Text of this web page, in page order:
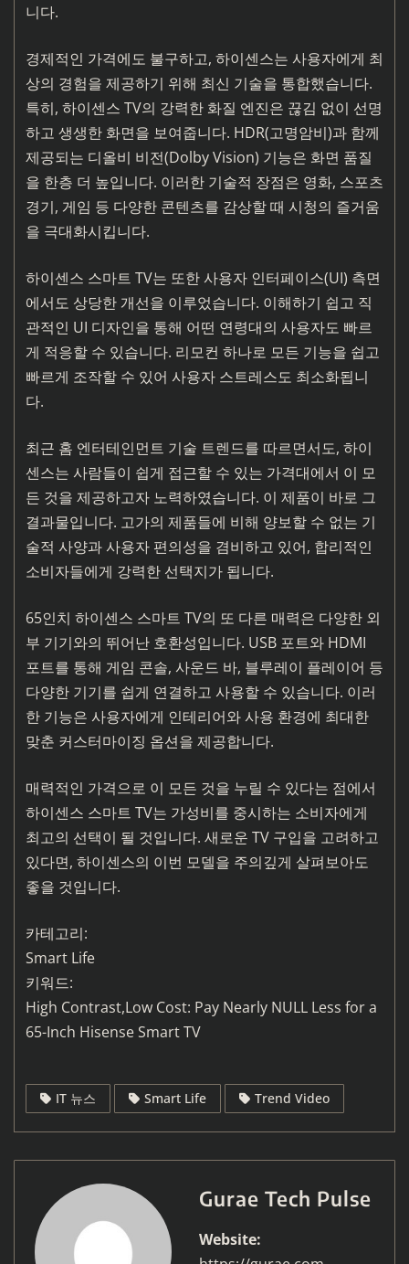
니다.
경제적인 가격에도 불구하고, 하이센스는 사용자에게 최
상의 경험을 제공하기 위해 최신 기술을 통합했습니다.
특히, 하이센스 TV의 강력한 화질 엔진은 끊김 없이 선명
하고 생생한 화면을 보여줍니다. HDR(고명암비)과 함께
제공되는 디올비 비전(Dolby Vision) 기능은 화면 품질
을 한층 더 높입니다. 이러한 기술적 장점은 영화, 스포츠
경기, 게임 등 다양한 콘텐츠를 감상할 때 시청의 즐거움
을 극대화시킵니다.
하이센스 스마트 TV는 또한 사용자 인터페이스(UI) 측면
에서도 상당한 개선을 이루었습니다. 이해하기 쉽고 직
관적인 UI 디자인을 통해 어떤 연령대의 사용자도 빠르
게 적응할 수 있습니다. 리모컨 하나로 모든 기능을 쉽고
빠르게 조작할 수 있어 사용자 스트레스도 최소화됩니
다.
최근 홈 엔터테인먼트 기술 트렌드를 따르면서도, 하이
센스는 사람들이 쉽게 접근할 수 있는 가격대에서 이 모
든 것을 제공하고자 노력하였습니다. 이 제품이 바로 그
결과물입니다. 고가의 제품들에 비해 양보할 수 없는 기
술적 사양과 사용자 편의성을 겸비하고 있어, 합리적인
소비자들에게 강력한 선택지가 됩니다.
65인치 하이센스 스마트 TV의 또 다른 매력은 다양한 외
부 기기와의 뛰어난 호환성입니다. USB 포트와 HDMI
포트를 통해 게임 콘솔, 사운드 바, 블루레이 플레이어 등
다양한 기기를 쉽게 연결하고 사용할 수 있습니다. 이러
한 기능은 사용자에게 인테리어와 사용 환경에 최대한
맞춘 커스터마이징 옵션을 제공합니다.
매력적인 가격으로 이 모든 것을 누릴 수 있다는 점에서
하이센스 스마트 TV는 가성비를 중시하는 소비자에게
최고의 선택이 될 것입니다. 새로운 TV 구입을 고려하고
있다면, 하이센스의 이번 모델을 주의깊게 살펴보아도
좋을 것입니다.
카테고리:
Smart Life
키워드:
High Contrast,Low Cost: Pay Nearly NULL Less for a
65-Inch Hisense Smart TV
IT 뉴스 Smart Life Trend Video
Gurae Tech Pulse
Website: